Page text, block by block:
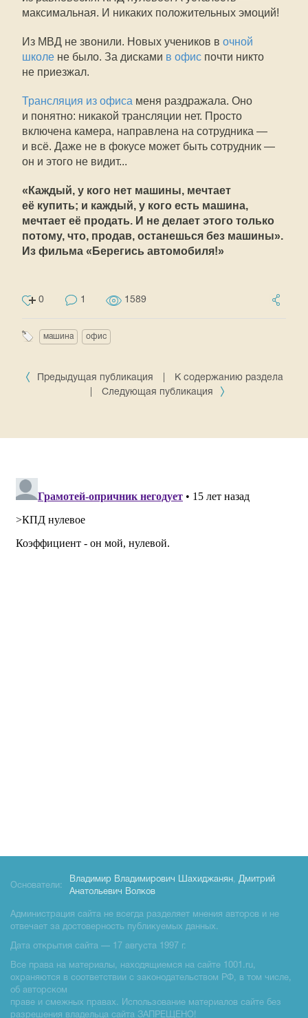
максимальная. И никаких положительных эмоций!
Из МВД не звонили. Новых учеников в очной
школе не было. За дисками в офис почти никто
не приезжал.
Трансляция из офиса меня раздражала. Оно
и понятно: никакой трансляции нет. Просто
включена камера, направлена на сотрудника —
и всё. Даже не в фокусе может быть сотрудник —
он и этого не видит...
«Каждый, у кого нет машины, мечтает
её купить; и каждый, у кого есть машина,
мечтает её продать. И не делает этого только
потому, что, продав, останешься без машины».
Из фильма «Берегись автомобиля!»
0 1 1589
машина офис
Предыдущая публикация
К содержанию раздела
Следующая публикация
Основатели:
Владимир Владимирович Шахиджанян, Дмитрий
Анатольевич Волков
Администрация сайта не всегда разделяет мнения авторов и не
отвечает за достоверность публикуемых данных.
Дата открытия сайта — 17 августа 1997 г.
Все права на материалы, находящиемся на сайте 1001.ru,
охраняются в соответствии с законодательством РФ, в том числе,
об авторском
праве и смежных правах. Использование материалов сайте без
разрешения владельца сайта ЗАПРЕЩЕНО!